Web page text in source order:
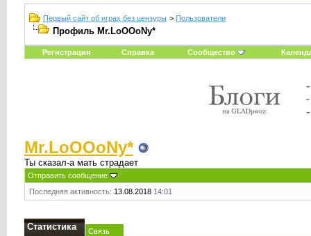
Первый сайт об играх без цензуры > Пользователи
Профиль Mr.LoOOoNy*
Регистрация Справка Сообщество
Mr.LoOOoNy*
Ты сказал-а мать страдает
Отправить сообщение
Последняя активность: 13.08.2018 14:01
Статистика Связь